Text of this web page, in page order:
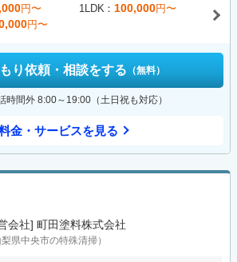
円〜 1LDK 100,000円〜
円〜
り依頼・相談をする （無料）
時間外 8:00～19:00（土日祝も対応）
金・サービスを見る
会社] 町田塗料株式会社
梨県中央市の特殊清掃）